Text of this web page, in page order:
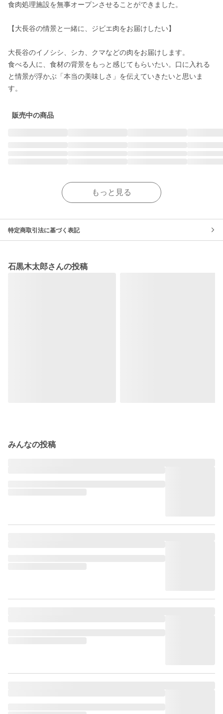
食肉処理施設を無事オープンさせることができました。
【大長谷の情景と一緒に、ジビエ肉をお届けしたい】
大長谷のイノシシ、シカ、クマなどの肉をお届けします。
食べる人に、食材の背景をもっと感じてもらいたい。口に入れる
と情景が浮かぶ「本当の美味しさ」を伝えていきたいと思いま
す。
販売中の商品
もっと見る
特定商取引法に基づく表記
石黒木太郎さんの投稿
みんなの投稿